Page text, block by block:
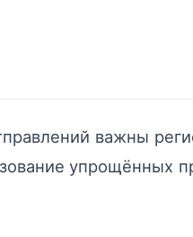
важны
упрощённых